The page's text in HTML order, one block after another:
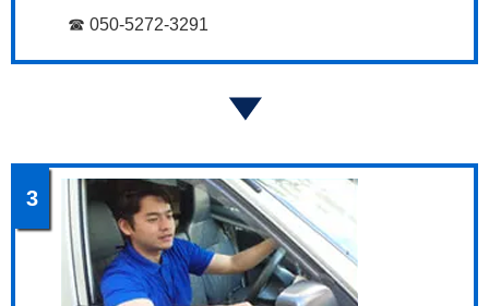
☎ 050-5272-3291
3